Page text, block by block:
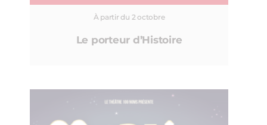
À partir du 2 octobre
Le porteur d’Histoire